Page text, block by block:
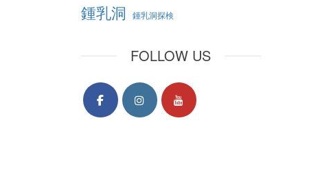
鍾乳洞 鍾乳洞探検
FOLLOW US